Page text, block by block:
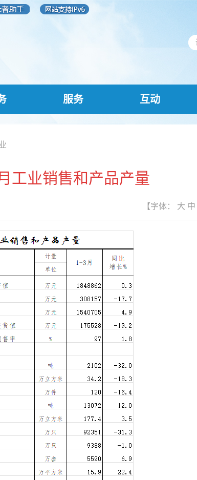
服务 互动
工业销售和产品产量
【字体： 大 中